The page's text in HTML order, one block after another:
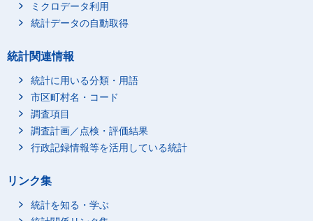
ミクロデータ利用
統計データの自動取得
統計関連情報
統計に用いる分類・用語
市区町村名・コード
調査項目
調査計画／点検・評価結果
行政記録情報等を活用している統計
リンク集
統計を知る・学ぶ